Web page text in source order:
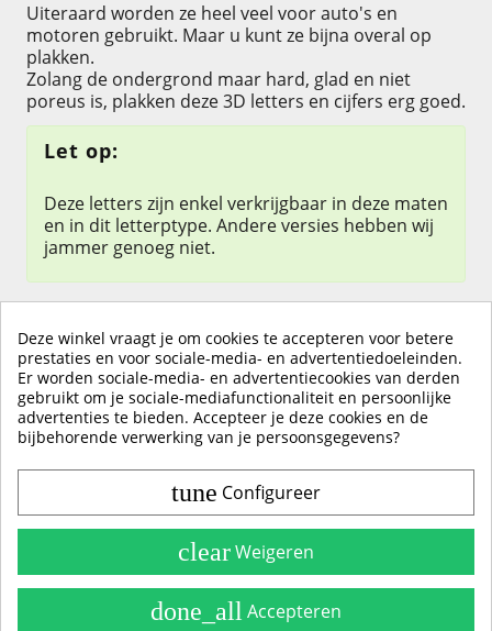
Uiteraard worden ze heel veel voor auto's en
motoren gebruikt. Maar u kunt ze bijna overal op
plakken.
Zolang de ondergrond maar hard, glad en niet
poreus is, plakken deze 3D letters en cijfers erg goed.
Let op:
Deze letters zijn enkel verkrijgbaar in deze maten
en in dit letterptype. Andere versies hebben wij
jammer genoeg niet.
KLIK HIER OM EEN ​​RECENSIE ACHTER TE LATEN
Deze winkel vraagt je om cookies te accepteren voor betere
prestaties en voor sociale-media- en advertentiedoeleinden.
Er worden sociale-media- en advertentiecookies van derden
gebruikt om je sociale-mediafunctionaliteit en persoonlijke
advertenties te bieden. Accepteer je deze cookies en de
bijbehorende verwerking van je persoonsgegevens?
tune Configureer
clearWeigeren
done_all Accepteren